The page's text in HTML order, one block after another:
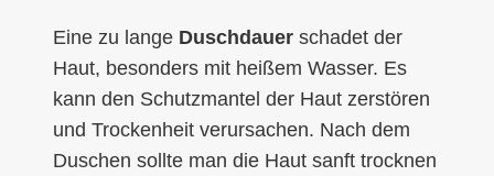
Eine zu lange Duschdauer schadet der
Haut, besonders mit heißem Wasser. Es
kann den Schutzmantel der Haut zerstören
und Trockenheit verursachen. Nach dem
Duschen sollte man die Haut sanft trocknen